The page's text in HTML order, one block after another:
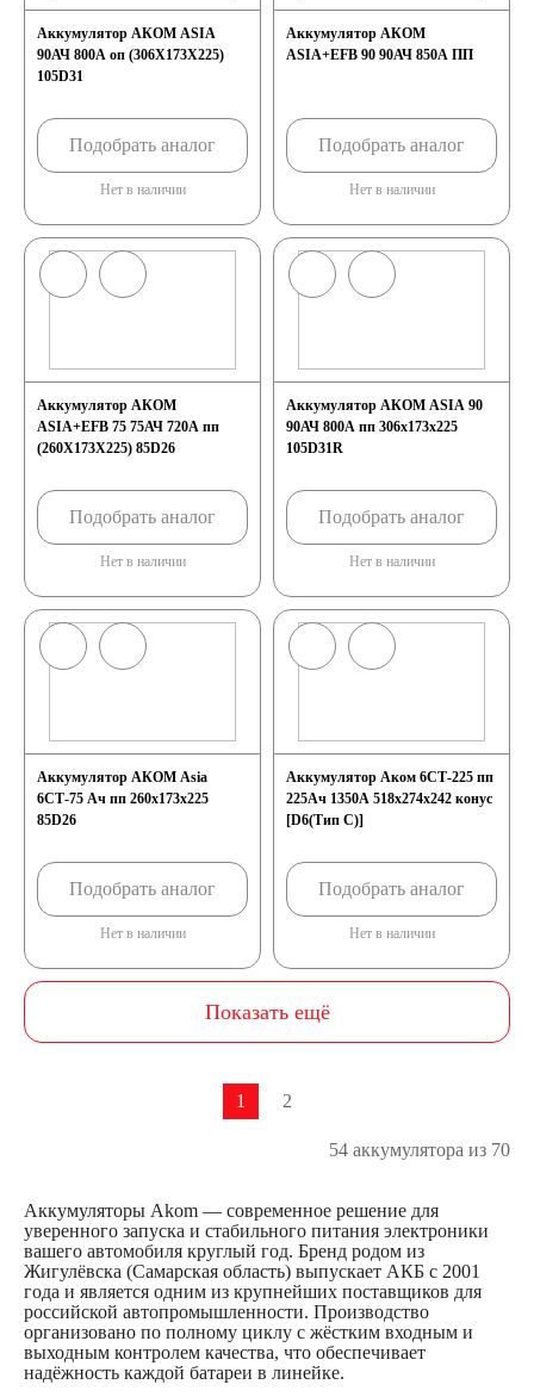
Аккумулятор АКОМ ASIA
90АЧ 800A оп (306X173X225)
105D31
Подобрать аналог
Нет в наличии
Аккумулятор АКОМ
ASIA+EFB 90 90АЧ 850A ПП
Подобрать аналог
Нет в наличии
Аккумулятор АКОМ
ASIA+EFB 75 75АЧ 720A пп
(260X173X225) 85D26
Подобрать аналог
Нет в наличии
Аккумулятор АКОМ ASIA 90
90АЧ 800A пп 306х173х225
105D31R
Подобрать аналог
Нет в наличии
Аккумулятор АКОМ Asia
6СТ-75 Ач пп 260х173х225
85D26
Подобрать аналог
Нет в наличии
Аккумулятор Аком 6СТ-225 пп
225Ач 1350А 518х274х242 конус
[D6(Тип C)]
Подобрать аналог
Нет в наличии
Показать ещё
1 2
54 аккумулятора из 70
Аккумуляторы Akom — современное решение для
уверенного запуска и стабильного питания электроники
вашего автомобиля круглый год. Бренд родом из
Жигулёвска (Самарская область) выпускает АКБ с 2001
года и является одним из крупнейших поставщиков для
российской автопромышленности. Производство
организовано по полному циклу с жёстким входным и
выходным контролем качества, что обеспечивает
надёжность каждой батареи в линейке.